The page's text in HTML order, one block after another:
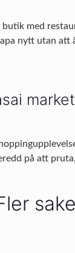
med
nytt utan
på att